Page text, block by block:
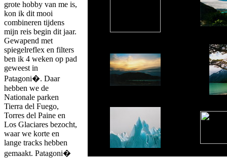
grote hobby van me is,
kon ik dit mooi
combineren tijdens
mijn reis begin dit jaar.
Gewapend met
spiegelreflex en filters
ben ik 4 weken op pad
geweest in
Patagoni�. Daar
hebben we de
Nationale parken
Tierra del Fuego,
Torres del Paine en
Los Glaciares bezocht,
waar we korte en
lange tracks hebben
gemaakt. Patagoni�